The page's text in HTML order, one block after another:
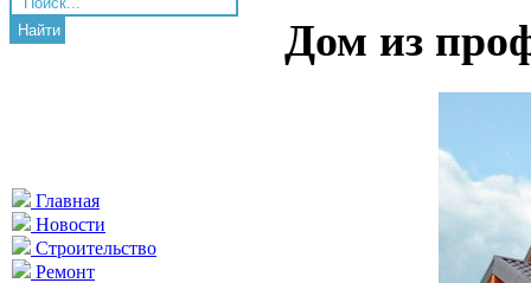
Найти
Главная
Новости
Строительство
Ремонт
Дом из